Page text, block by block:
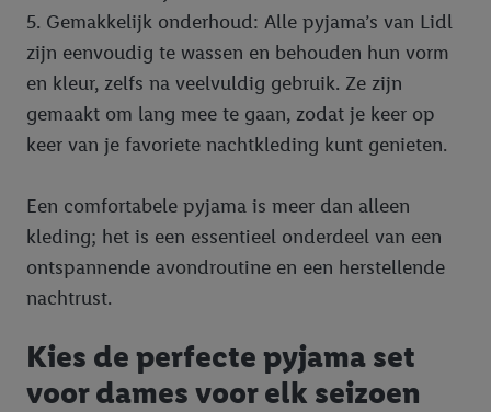
5. Gemakkelijk onderhoud: Alle pyjama’s van Lidl
zijn eenvoudig te wassen en behouden hun vorm
en kleur, zelfs na veelvuldig gebruik. Ze zijn
gemaakt om lang mee te gaan, zodat je keer op
keer van je favoriete nachtkleding kunt genieten.
Een comfortabele pyjama is meer dan alleen
kleding; het is een essentieel onderdeel van een
ontspannende avondroutine en een herstellende
nachtrust.
Kies de perfecte pyjama set
voor dames voor elk seizoen